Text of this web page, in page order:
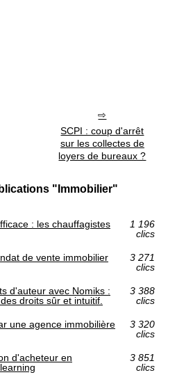
SCPI : coup d'arrêt
sur les collectes de
loyers de bureaux ?
"Immobilier"
: les chauffagistes
1 196
clics
de vente immobilier
3 271
clics
d'auteur avec Nomiks :
droits sûr et intuitif.
3 388
clics
une agence immobilière
3 320
clics
d'acheteur en
3 851
clics